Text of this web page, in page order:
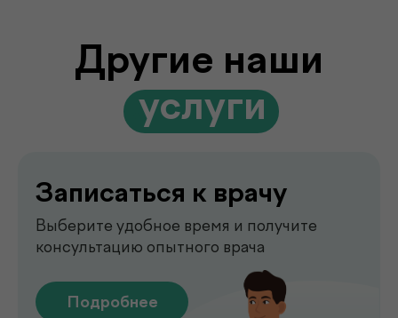
на дом
быстро и без посещения клиники